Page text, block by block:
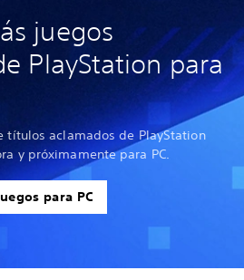
juegos
PlayStation para
títulos aclamados de PlayStation
y próximamente para PC.
para PC